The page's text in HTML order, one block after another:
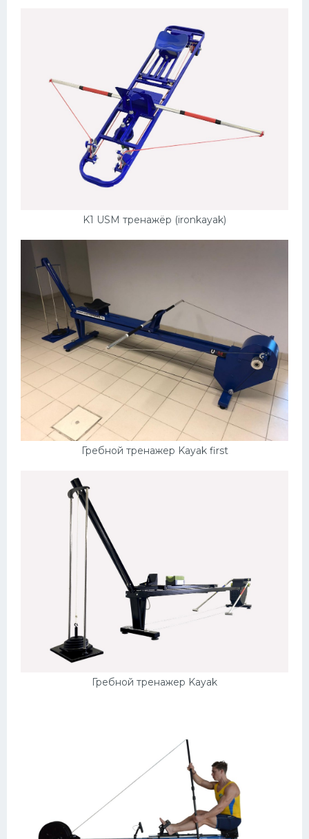
K1 USM тренажёр (ironkayak)
Гребной тренажер Kayak first
Гребной тренажер Kayak